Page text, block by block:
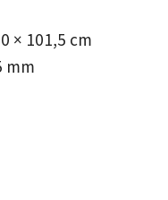
× 101,5 cm
mm